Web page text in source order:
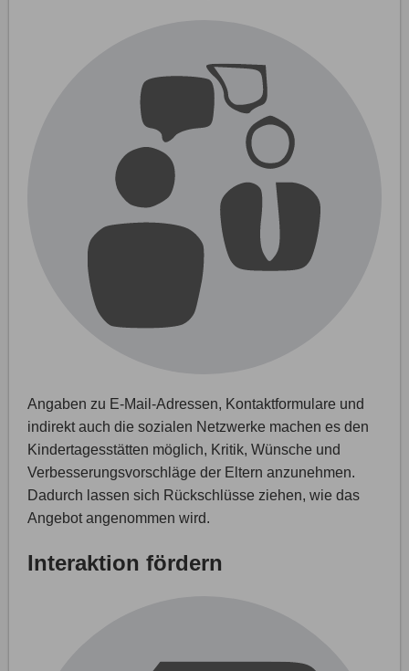
Angaben zu E-Mail-Adressen, Kontaktformulare und
indirekt auch die sozialen Netzwerke machen es den
Kindertagesstätten möglich, Kritik, Wünsche und
Verbesserungsvorschläge der Eltern anzunehmen.
Dadurch lassen sich Rückschlüsse ziehen, wie das
Angebot angenommen wird.
Interaktion fördern